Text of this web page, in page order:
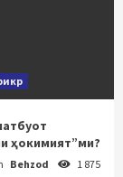
ҳокимият”ми?
Behzod 1 875